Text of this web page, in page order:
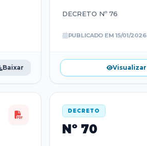
Baixar
DECRETO Nº 76
PUBLICADO EM15/01/2026
Visualizar
DECRETO
Nº 70